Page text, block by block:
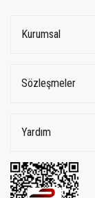
Kurumsal
Sözleşmeler
Yardım